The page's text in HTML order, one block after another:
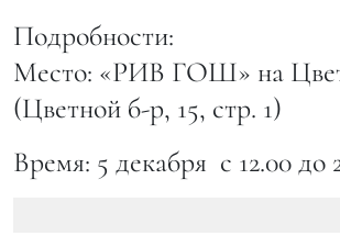
Подробности:
Место: «РИВ ГОШ» на
(Цветной б-р, 15, стр. 1)
Время: 5 декабря с 12.00 до